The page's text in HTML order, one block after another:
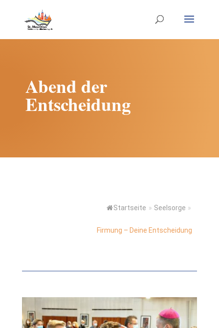
Abend der
Entscheidung
Startseite » Seelsorge »
Firmung – Deine Entscheidung